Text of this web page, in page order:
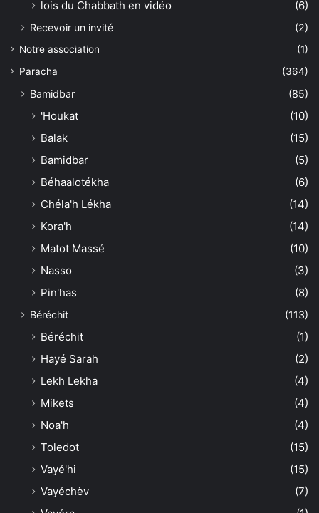
lois du Chabbath en vidéo (6)
Recevoir un invité (2)
Notre association
(1)
Paracha
(364)
Bamidbar (85)
'Houkat
(10)
Balak
(15)
Bamidbar
(5)
Béhaalotékha
(6)
Chéla'h Lékha
(14)
Kora'h
(14)
Matot Massé
(10)
Nasso
(3)
Pin'has
(8)
Béréchit (113)
Béréchit
(1)
Hayé Sarah
(2)
Lekh Lekha
(4)
Mikets
(4)
Noa'h
(4)
Toledot
(15)
Vayé'hi
(15)
Vayéchèv
(7)